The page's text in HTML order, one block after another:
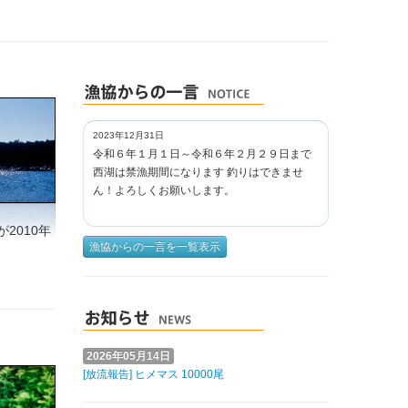
2010年
2023年12月31日
令和６年１月１日～令和６年２月２９日まで
西湖は禁漁期間になります 釣りはできませ
ん！よろしくお願いします。
漁協からの一言を一覧表示
2026年05月14日
[放流報告] ヒメマス 10000尾